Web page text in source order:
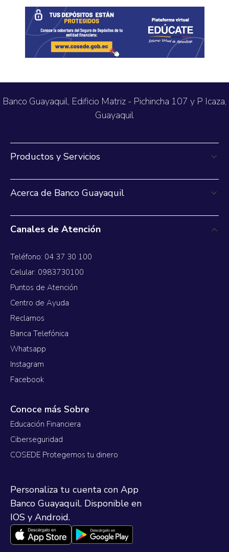
Banco Guayaquil, Edificio Matriz - Pichincha 107 y P Icaza,
Guayaquil
Productos y Servicios
Acerca de Banco Guayaquil
Canales de Atención
Teléfono: 04 37 30 100
Celular: 0983730100
Puntos de Atención
Centro de Ayuda
Reclamos
Banca Telefónica
Whatsapp
Instagram
Facebook
Conoce más Sobre
Educación Financiera
Ciberseguridad
COSEDE Protegemos tu dinero
Personaliza tu cuenta con App
Banco Guayaquil. Disponible en
IOS y Android.